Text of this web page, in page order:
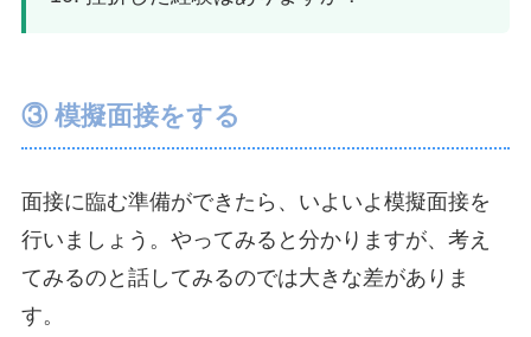
③ 模擬面接をする
面接に臨む準備ができたら、いよいよ模擬面接を
行いましょう。やってみると分かりますが、考え
てみるのと話してみるのでは大きな差がありま
す。